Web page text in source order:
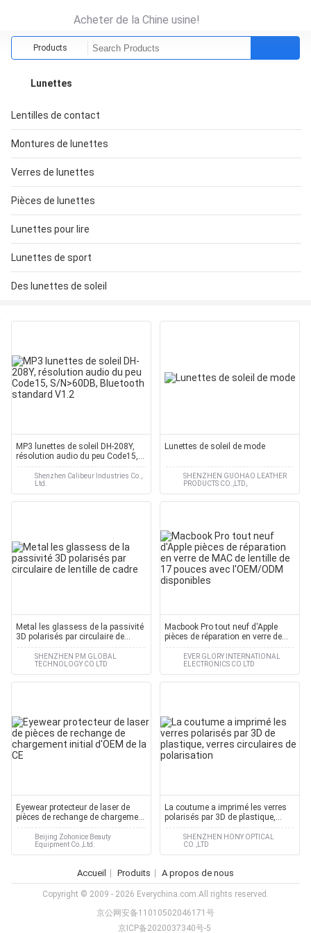
Acheter de la Chine usine!
Products
Lunettes
Lentilles de contact
Montures de lunettes
Verres de lunettes
Pièces de lunettes
Lunettes pour lire
Lunettes de sport
Des lunettes de soleil
MP3 lunettes de soleil DH-208Y,
résolution audio du peu Code15,
S/N>60DB, Bluetooth standard
Shenzhen Calibeur Industries Co.,
Ltd.
Lunettes de soleil de mode
SHENZHEN GUOHAO LEATHER
PRODUCTS CO.,LTD,
Metal les glassess de la passivité
3D polarisés par circulaire de
lentille de cadre
SHENZHEN P.M GLOBAL
TECHNOLOGY CO LTD
Macbook Pro tout neuf d'Apple
pièces de réparation en verre de
MAC de lentille de 17 pouces avec
l'OEM/ODM disponibles
EVER GLORY INTERNATIONAL
ELECTRONICS CO LTD
Eyewear protecteur de laser de
pièces de rechange de chargement
initial d'OEM de la CE
Beijing Zohonice Beauty
Equipment Co.,Ltd.
La coutume a imprimé les verres
polarisés par 3D de plastique,
verres circulaires de polarisation
SHENZHEN HONY OPTICAL
CO.,LTD
Accueil Produits A propos de nous
Copyright © 2009 - 2026 Everychina.com.All rights reserved.
京公网安备11010502046171号
京ICP备2020037340号-5